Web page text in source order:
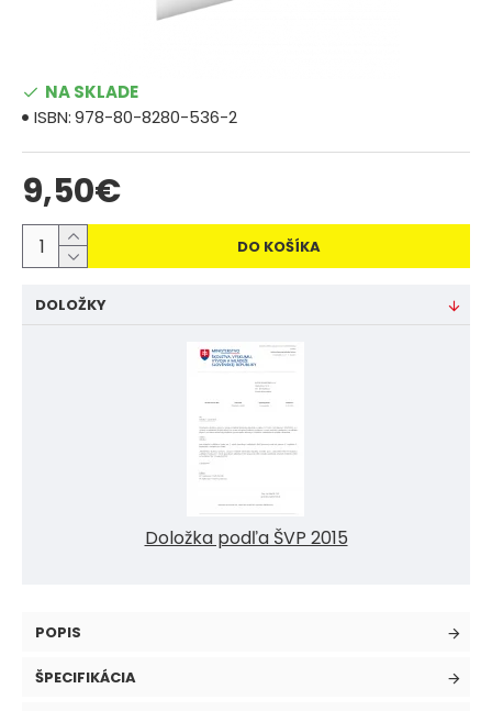
9,50€
NA SKLADE
ISBN:978-80-8280-536-2
DO KOŠÍKA
DOLOŽKY
Doložka podľa ŠVP 2015
POPIS
ŠPECIFIKÁCIA